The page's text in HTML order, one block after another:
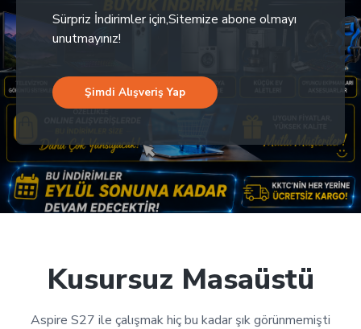
Sürpriz İndirimler için,Sitemize abone olmayı
unutmayınız!
Şimdi Alışveriş Yap
Kusursuz Masaüstü
Aspire S27 ile çalışmak hiç bu kadar şık görünmemişti